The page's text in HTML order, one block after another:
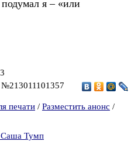
я – «или
№213011101357
печати / Разместить анонс /
Саша Тумп